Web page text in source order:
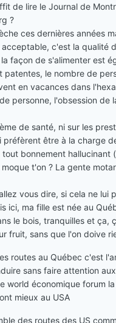
de lire le Journal de
?
ces dernières années
c'est la qualité
façon de s'alimenter est
patentes, le nombre de
en vacances dans
personne, l'obsession
de santé, ni sur les
être à la charge
bonnement
t'on ? La gente
vous dire, si cela ne lui
ici, ma fille est née au
le bois, tranquilles et ça,
fruit, sans que l'on doive
routes au Québec c'est
sans faire attention
world économique forum
mieux au USA
des routes des US